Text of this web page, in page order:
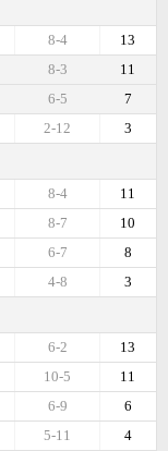
13
8-4
11
8-3
7
6-5
3
2-12
11
8-4
10
8-7
8
6-7
3
4-8
13
6-2
11
10-5
6
6-9
4
5-11